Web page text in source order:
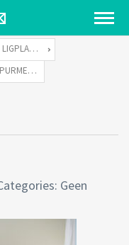
WOONARK MET LIGPLAATS
WHEREDIJK 92 PURMEREND-6
Geen